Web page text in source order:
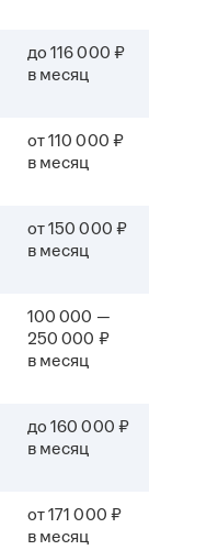
до 116 000 ₽
в месяц
от 110 000 ₽
в месяц
от 150 000 ₽
в месяц
100 000 —
250 000 ₽
в месяц
до 160 000 ₽
в месяц
от 171 000 ₽
в месяц